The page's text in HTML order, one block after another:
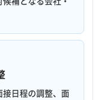
日程の調整、面